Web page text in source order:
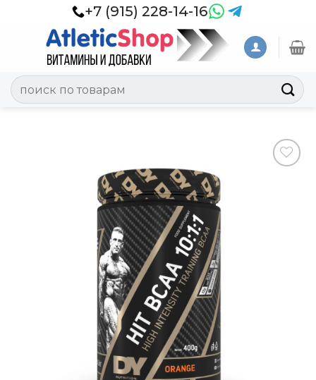
+7 (915) 228-14-16
Искать: